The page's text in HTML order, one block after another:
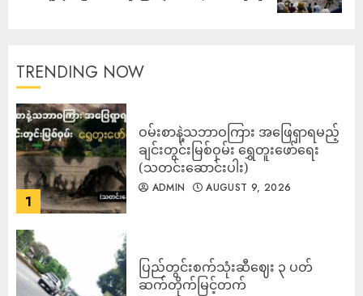
TRENDING NOW
1
ဝမ်းစာနဲ့သဘာဝကြား အဖြေရှာရမည့်
ချင်းတွင်းမြစ်ဝှမ်း ရွှေတူးဖော်ရေး
(သတင်းဆောင်းပါး)
ADMIN AUGUST 9, 2026
ပြည်တွင်းစက်သုံးဆီဈေး ၃ ပတ်
ဆက်တိုက်မြင့်တက်